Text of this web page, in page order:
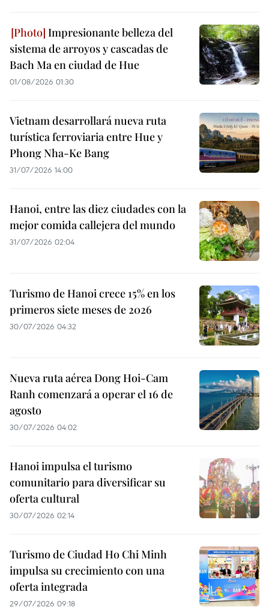
Impresionante belleza del
sistema de arroyos y cascadas de
Bach Ma en ciudad de Hue
01/08/2026 01:30
Vietnam desarrollará nueva ruta
turística ferroviaria entre Hue y
Phong Nha-Ke Bang
31/07/2026 14:00
Hanoi, entre las diez ciudades con la
mejor comida callejera del mundo
31/07/2026 02:04
Turismo de Hanoi crece 15% en los
primeros siete meses de 2026
30/07/2026 04:32
Nueva ruta aérea Dong Hoi-Cam
Ranh comenzará a operar el 16 de
agosto
30/07/2026 04:02
Hanoi impulsa el turismo
comunitario para diversificar su
oferta cultural
30/07/2026 02:14
Turismo de Ciudad Ho Chi Minh
impulsa su crecimiento con una
oferta integrada
29/07/2026 09:18